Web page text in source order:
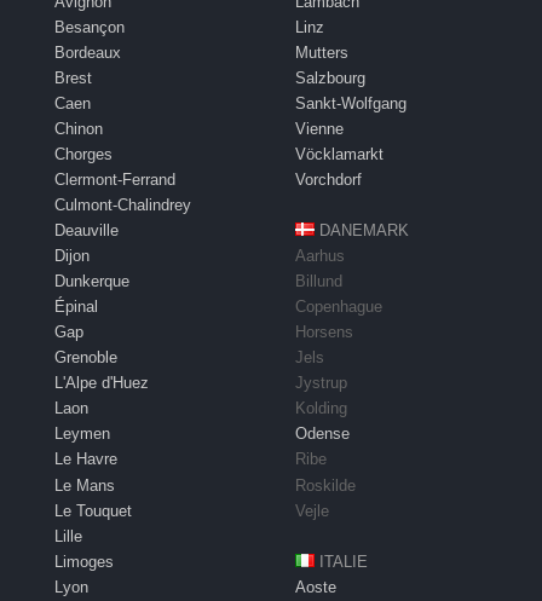
Besançon
Bordeaux
Brest
Caen
Chinon
Chorges
Clermont-Ferrand
Culmont-Chalindrey
Deauville
Dijon
Dunkerque
Épinal
Gap
Grenoble
L'Alpe d'Huez
Laon
Leymen
Le Havre
Le Mans
Le Touquet
Lille
Limoges
Lyon
Linz
Mutters
Salzbourg
Sankt-Wolfgang
Vienne
Vöcklamarkt
Vorchdorf
DANEMARK
Aarhus
Billund
Copenhague
Horsens
Jels
Jystrup
Kolding
Odense
Ribe
Roskilde
Vejle
ITALIE
Aoste